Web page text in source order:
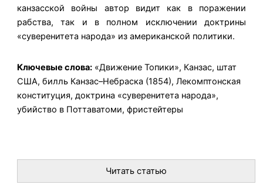
канзасской войны автор видит как в поражении
рабства, так и в полном исключении доктрины
«суверенитета народа» из американской политики.
Ключевые слова: «Движение Топики», Канзас, штат
США, билль Канзас–Небраска (1854), Лекомптонская
конституция, доктрина «суверенитета народа»,
убийство в Поттаватоми, фристейтеры
Читать статью